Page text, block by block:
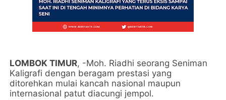
LOMBOK TIMUR, -Moh. Riadhi seorang Seniman
Kaligrafi dengan beragam prestasi yang
ditorehkan mulai kancah nasional maupun
internasional patut diacungi jempol.